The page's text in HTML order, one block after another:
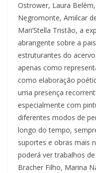
Ostrower, Laura
Negromonte, Amilcar
Mari’Stella Tristão, a
abrangente sobre a
estruturantes do
apenas como
como elaboração
uma presença
especialmente com
diferentes modos de
longo do tempo,
suportes e obras mais
poderá ver trabalhos
Bracher Filho, Marina